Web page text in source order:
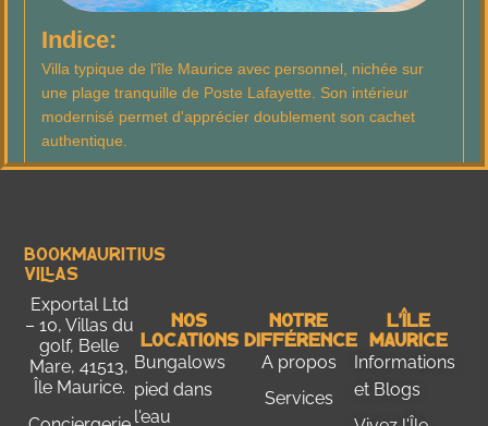
Bookmauritius
Villas
Exportal Ltd
– 10, Villas du
golf, Belle
Mare, 41513,
Île Maurice.
Nos
Locations
Bungalows
pied dans
l'eau
Notre
Différence
A propos
Services
L'Île
Maurice
Informations
et Blogs